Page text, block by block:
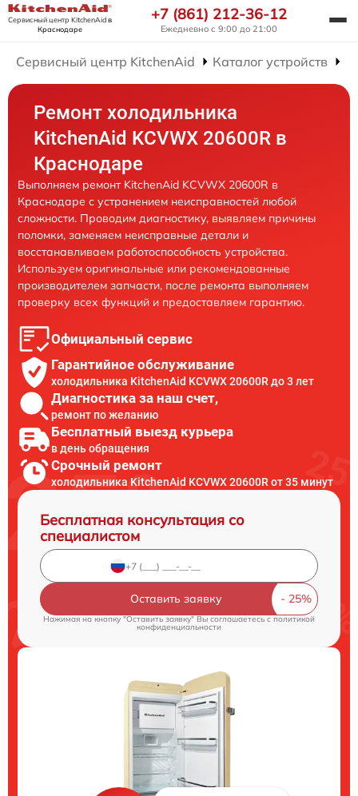
Сервисный центр KitchenAidв
Краснодаре
+7 (861) 212-36-12
Ежедневно с 9:00 до 21:00
Сервисный центр KitchenAid Каталог устройств
Ремонт холодильника
KitchenAid KCVWX 20600R в
Краснодаре
Выполняем ремонт KitchenAid KCVWX 20600R в
Краснодаре с устранением неисправностей любой
сложности. Проводим диагностику, выявляем причины
поломки, заменяем неисправные детали и
восстанавливаем работоспособность устройства.
Используем оригинальные или рекомендованные
производителем запчасти, после ремонта выполняем
проверку всех функций и предоставляем гарантию.
Официальный сервис
Гарантийное обслуживание
холодильника KitchenAid KCVWX 20600R до 3 лет
Диагностика за наш счет,
ремонт по желанию
Бесплатный выезд курьера
в день обращения
Срочный ремонт
холодильника KitchenAid KCVWX 20600R от 35 минут
Бесплатная консультация со
специалистом
Оставить заявку
Нажимая на кнопку "Оставить заявку" Вы соглашаетесь cполитикой
конфиденциальности